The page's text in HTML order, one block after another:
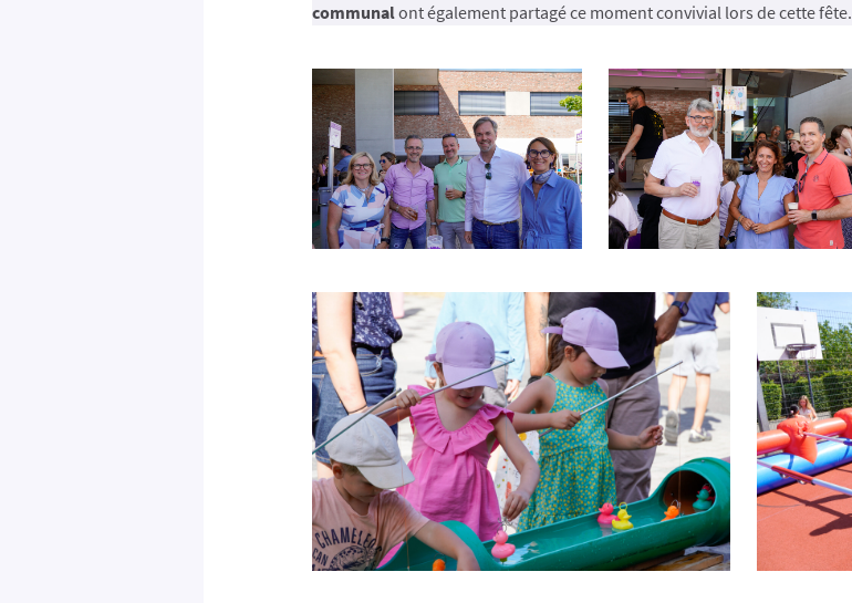
communalont également partagé ce moment convivial lors de cette fête.